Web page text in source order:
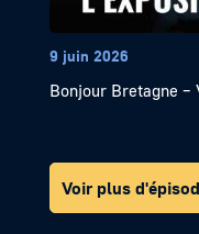
9 juin 2026
Bonjour Bretagne –
Voir plus